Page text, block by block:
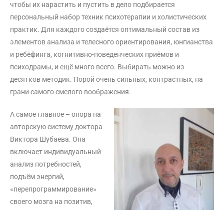
чтобы их нарастить и пустить в дело подбирается
персональный набор техник психотерапии и холистических
практик. Для каждого создаётся оптимальный состав из
элементов анализа и телесного ориентирования, юнгианства
и ребёфинга, когнитивно-поведенческих приёмов и
психодрамы, и ещё много всего. Выбирать можно из
десятков методик. Порой очень сильных, контрастных, на
грани самого смелого воображения.
А самое главное – опора на
авторскую систему доктора
Виктора Шубаева. Она
включает индивидуальный
анализ потребностей,
подъём энергий,
«перепрограммирование»
своего мозга на позитив,